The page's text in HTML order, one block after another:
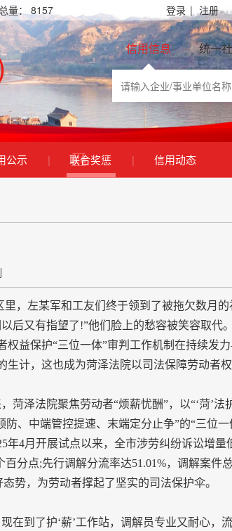
量： 8157 登录 | 注册
信用信息 统一
公示 | 联合奖惩 | 信用动态
左某军和工友们终于领到了被拖欠数月的
后又有指望了!”他们脸上的愁容被笑容取代。
益保护“三位一体”审判工作机制在持续发
计，这也成为菏泽法院以司法保障劳动者
泽法院聚焦劳动者“烦薪忧酬”，以“‘菏’法
、中端管控提速、末端定分止争”的“三位一
4月开展试点以来，全市涉劳纠纷诉讼增量
分点;先行调解分流率达51.01%，调解案件
势，为劳动者撑起了坚实的司法保护伞。
到了护‘薪’工作站，调解员专业又耐心，